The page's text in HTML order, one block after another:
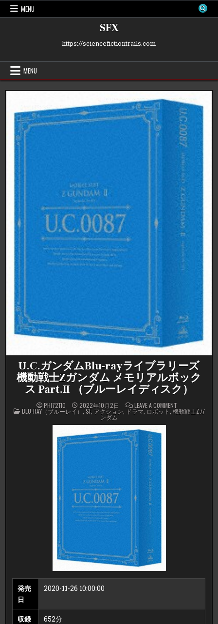
Skip
MENU
SFX
https://sciencefictiontrails.com
MENU
U.C.ガンダムBlu-rayライブラリーズ
機動戦士Zガンダム メモリアルボック
ス Part.II （ブルーレイディスク）
PHI72110 2022年10月2日 LEAVE A COMMENTON
U.C.
ガ
ッ
ル
POSTED
IN
BLU-RAY（ブルーレイ）,SF, アクション ドラマ,ロボット,機動戦士Zガ
ンダム
発売
日
2020-11-26 10:00:00
収録
652分